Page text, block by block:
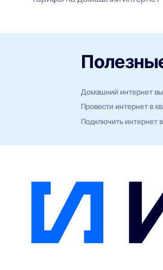
Домашний интернет
Провести интернет в
Подключить интернет